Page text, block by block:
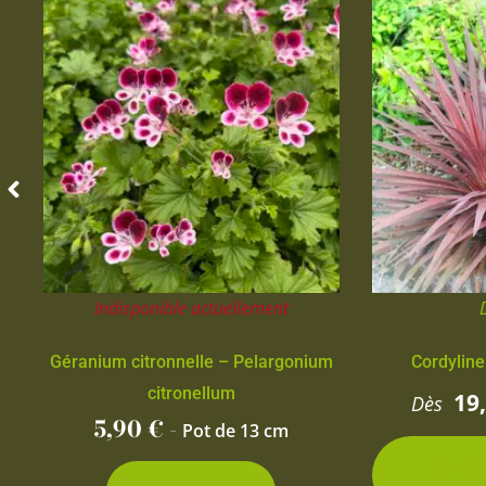
Indisponible actuellement
Géranium citronnelle – Pelargonium
citronellum
5,90€ - Pot de 13 cm
Dès